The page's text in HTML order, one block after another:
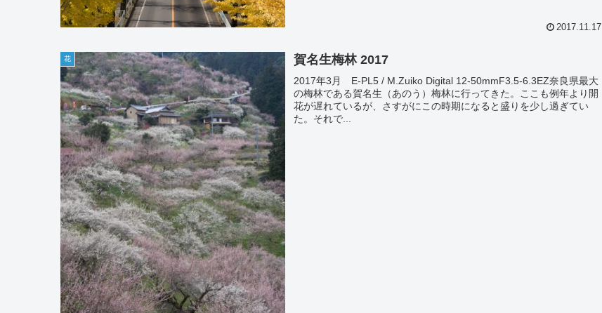
2017.11.17
花 賀名生梅林 2017
2017年3月 E-PL5 / M.Zuiko Digital 12-50mmF3.5-6.3EZ奈良県最大
の梅林である賀名生（あのう）梅林に行ってきた。ここも例年より開
花が遅れているが、さすがにこの時期になると盛りを少し過ぎてい
た。それで...